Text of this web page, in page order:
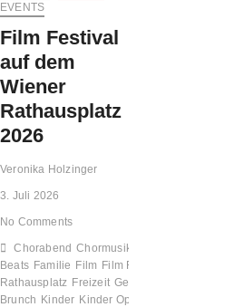
EVENTS
Film Festival
auf dem
Wiener
Rathausplatz
2026
Veronika Holzinger
3. Juli 2026
No Comments
Chorabend Chormusik
Beats Familie Film Film Festival auf dem Wiener
Rathausplatz Freizeit Genuss
Brunch Kinder Kinder Opern